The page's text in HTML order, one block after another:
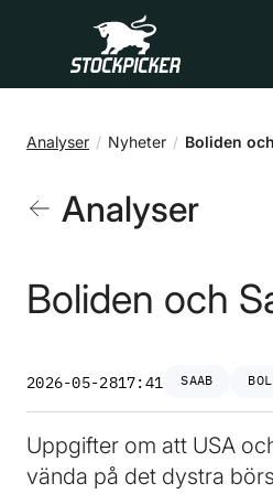
Gå till huvudinnehåll
Analyser Nyheter Boliden
Analyser
Boliden och
2026-05-2817:41 SAAB
Uppgifter om att USA
vända på det dystra